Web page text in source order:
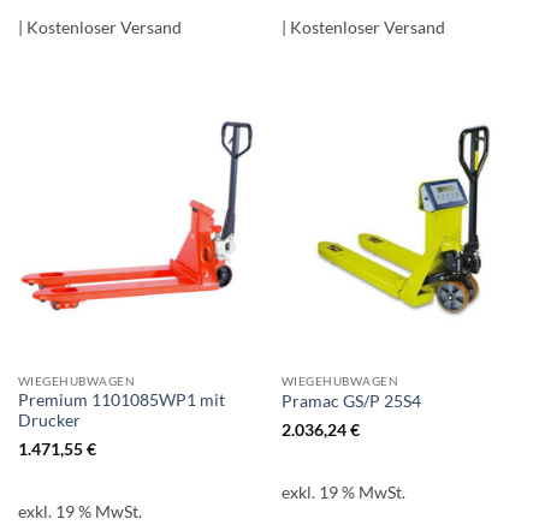
| Kostenloser Versand | Kostenloser Versand
WIEGEHUBWAGEN
Premium 1101085WP1 mit
Drucker
1.471,55€
exkl. 19 % MwSt.
WIEGEHUBWAGEN
Pramac GS/P 25S4
2.036,24€
exkl. 19 % MwSt.